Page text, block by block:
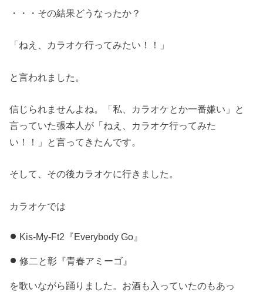
・・・その結果どうなったか？
「ねえ、カラオケ行ってみたい！！」
と言われました。
信じられませんよね。「私、カラオケとか一番嫌い」と
言っていた張本人が「ねえ、カラオケ行ってみた
い！！」と言ってきたんです。
そして、その後カラオケに行きました。
カラオケでは
Kis-My-Ft2『Everybody Go』
修二と彰『青春アミーゴ』
を歌いながら踊りました。お酒も入っていたのもあっ